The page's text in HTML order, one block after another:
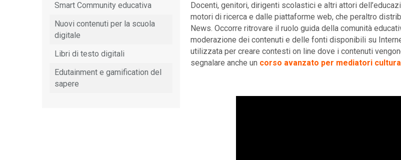
Docenti, genitori, dirigenti scolastici e altri attori
motori di ricerca e dalle piattaforme web, che peraltro
News. Occorre ritrovare il ruolo guida della comunità
moderazione dei contenuti e delle fonti disponibili su
utilizzata per creare contesti on line dove i contenuti
segnalare anche un corso avanzato per mediatori
Smart Community educativa
Nuovi contenuti per la scuola
digitale
Libri di testo digitali
Edutainment e gamification del
sapere